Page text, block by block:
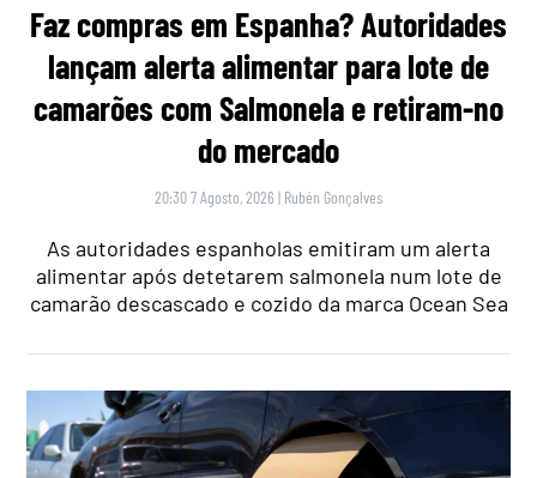
Faz compras em Espanha? Autoridades
lançam alerta alimentar para lote de
camarões com Salmonela e retiram-no
do mercado
20:30 7 Agosto, 2026 | Rubén Gonçalves
As autoridades espanholas emitiram um alerta
alimentar após detetarem salmonela num lote de
camarão descascado e cozido da marca Ocean Sea